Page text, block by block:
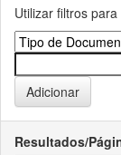
Utilizar filtros
Resultados/